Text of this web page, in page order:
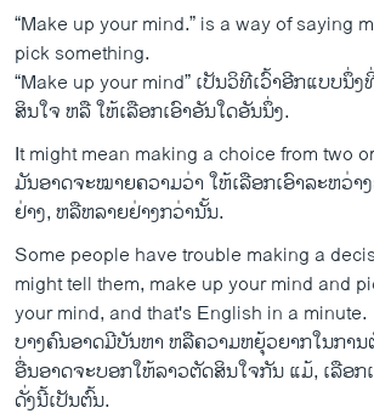
“Make up your mind.” is a way of saying
pick something.
“Make up your mind” ເປັນ​ວິ​ທີ​ເວົ້າ​ອີກ​ແບບ​ນຶ່
ສິນ​ໃຈ ຫລື ໃຫ້​ເລືອກ​ເອົາ​ອັນ​ໃດ​ອັນ​ນຶ່ງ.
It might mean making a choice from two
ມັນ​ອາດ​ຈະໝາຍ​ຄວາມ​ວ່າ ໃຫ້​ເລືອກ​ເອົາ​ລະ​ຫວ່າ
ຢ່າງ, ຫລື​ຫລາຍ​ຢ່າງກວ່ານັ້ນ.
Some people have trouble making a
might tell them, make up your mind and
your mind, and that's English in a minute.
ບາງຄົນ​ອາດ​ມີ​ບັນ​ຫາ ຫລື​ຄວາມ​ຫຍຸ້ວ​ຍາກໃນ​ກາ
ອື່ນ​ອາດ​ຈະ​ບອກ​ໃຫ້ລາວ​ຕັດ​ສິນ​ໃຈກັນ ແມ້, ເລືອກ​
ດັ່ງ​ນີ້​ເປັນ​ຕົ້ນ.